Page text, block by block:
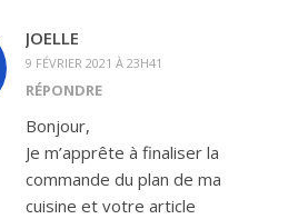
JOELLE
9 FÉVRIER 2021 À 23H41
RÉPONDRE
Bonjour,
Je m’apprête à finaliser la
commande du plan de ma
cuisine et votre article